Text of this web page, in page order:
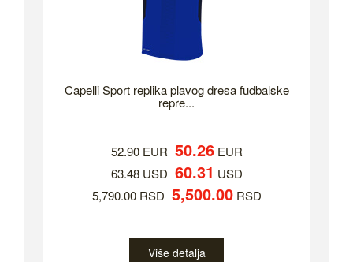
Capelli Sport replika plavog dresa fudbalske
repre...
52.90 EUR 50.26EUR
63.48 USD 60.31 USD
5,790.00 RSD 5,500.00RSD
Više detalja